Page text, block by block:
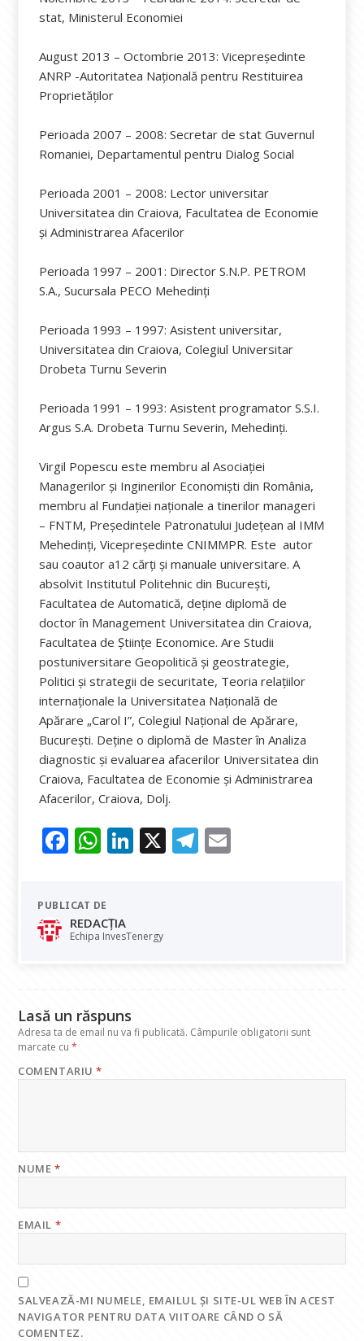
stat, Ministerul Economiei
August 2013 – Octombrie 2013: Vicepreședinte
ANRP -Autoritatea Națională pentru Restituirea
Proprietăților
Perioada 2007 – 2008: Secretar de stat Guvernul
Romaniei, Departamentul pentru Dialog Social
Perioada 2001 – 2008: Lector universitar
Universitatea din Craiova, Facultatea de Economie
şi Administrarea Afacerilor
Perioada 1997 – 2001: Director S.N.P. PETROM
S.A., Sucursala PECO Mehedinți
Perioada 1993 – 1997: Asistent universitar,
Universitatea din Craiova, Colegiul Universitar
Drobeta Turnu Severin
Perioada 1991 – 1993: Asistent programator S.S.I.
Argus S.A. Drobeta Turnu Severin, Mehedinți.
Virgil Popescu este membru al Asociaţiei
Managerilor şi Inginerilor Economişti din România,
membru al Fundației naționale a tinerilor manageri
– FNTM, Președintele Patronatului Județean al IMM
Mehedinți, Vicepreședinte CNIMMPR. Este autor
sau coautor a12 cărţi şi manuale universitare. A
absolvit Institutul Politehnic din București,
Facultatea de Automatică, deține diplomă de
doctor în Management Universitatea din Craiova,
Facultatea de Științe Economice. Are Studii
postuniversitare Geopolitică și geostrategie,
Politici și strategii de securitate, Teoria relațiilor
internaționale la Universitatea Națională de
Apărare „Carol I”, Colegiul Național de Apărare,
București. Deține o diplomă de Master în Analiza
diagnostic și evaluarea afacerilor Universitatea din
Craiova, Facultatea de Economie şi Administrarea
Afacerilor, Craiova, Dolj.
F
e
b
o
W
at
s
A
Li
dI
X T
PUBLICAT DE
REDACȚIA
Echipa InvesTenergy
Lasă un răspuns
Adresa ta de email nu va fi publicată. Câmpurile obligatorii sunt
marcate cu*
COMENTARIU*
NUME*
EMAIL *
SALVEAZĂ-MI NUMELE, EMAILUL ȘI SITE-UL WEB ÎN ACEST
NAVIGATOR PENTRU DATA VIITOARE CÂND O SĂ
COMENTEZ.